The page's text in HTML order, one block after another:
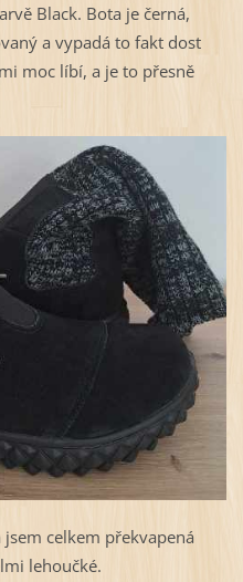
Black. Bota je černá,
a vypadá to fakt dost
moc líbí, a je to přesně
celkem překvapená
lehoučké.